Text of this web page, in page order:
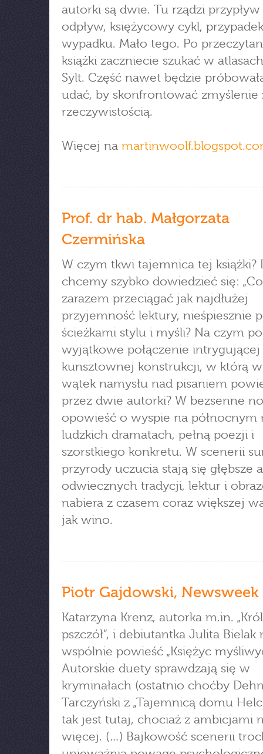
autorki są dwie. Tu rządzi przypływ
odpływ, księżycowy cykl,
wypadku. Mało tego. Po
książki zaczniecie szukać w
Sylt. Część nawet będzie
udać, by skonfrontować zmyślenie
rzeczywistością.
Więcej na
Prof. dr hab. Małgorzata
Czermińska
W czym tkwi tajemnica tej książki?
chcemy szybko dowiedzieć się:
zarazem przeciągać jak najdłużej
przyjemność lektury, nieśpiesznie
ścieżkami stylu i myśli? Na czym
wyjątkowe połączenie intrygującej
kunsztownej konstrukcji, w którą
wątek namysłu nad pisaniem
przez dwie autorki? W bezsenne
opowieść o wyspie na północnym
ludzkich dramatach, pełną poezji i
szorstkiego konkretu. W scenerii
przyrody uczucia stają się głębsze
odwiecznych tradycji, lektur i
nabiera z czasem coraz większej
jak wino.
Piotr Gajdowski, Newsweek
Katarzyna Krenz, autorka m.in.
pszczół”, i debiutantka Julita Bielak
wspólnie powieść „Księżyc
Autorskie duety sprawdzają się w
kryminałach (ostatnio choćby
Tarczyński z „Tajemnicą domu
tak jest tutaj, chociaż z ambicjami
więcej. (…) Bajkowość scenerii